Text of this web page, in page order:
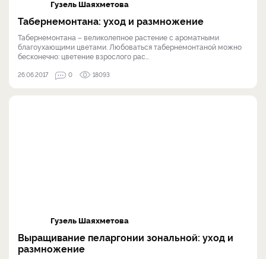
Гузель Шаяхметова
Табернемонтана: уход и размножение
Табернемонтана – великолепное растение с ароматными
благоухающими цветами. Любоваться табернемонтаной можно
бесконечно: цветение взрослого рас...
26.06.2017 0 18093
Гузель Шаяхметова
Выращивание пеларгонии зональной: уход и
размножение